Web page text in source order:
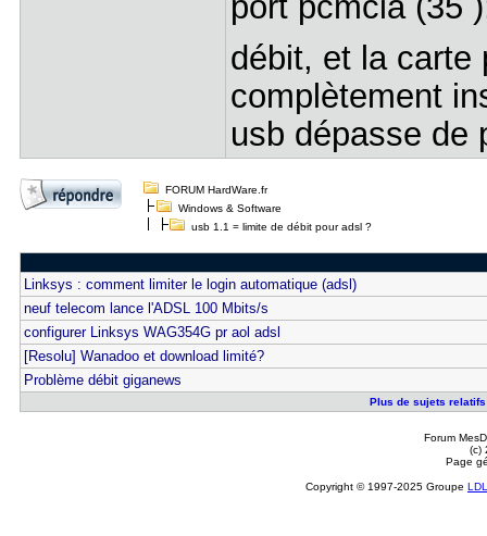
débit, et la carte
complètement
usb dépasse de
FORUM HardWare.fr
Windows & Software
usb 1.1 = limite de débit pour adsl ?
Linksys : comment limiter le login automatique (adsl)
neuf telecom lance l'ADSL 100 Mbits/s
configurer Linksys WAG354G pr aol adsl
[Resolu] Wanadoo et download limité?
Problème débit giganews
Plus de sujets
Forum
(c)
Page
Copyright © 1997-2025 Groupe